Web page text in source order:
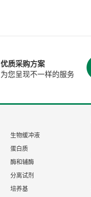
优质采购方案
为您呈现不一样的服务
生物缓冲液
蛋白质
酶和辅酶
分离试剂
培养基